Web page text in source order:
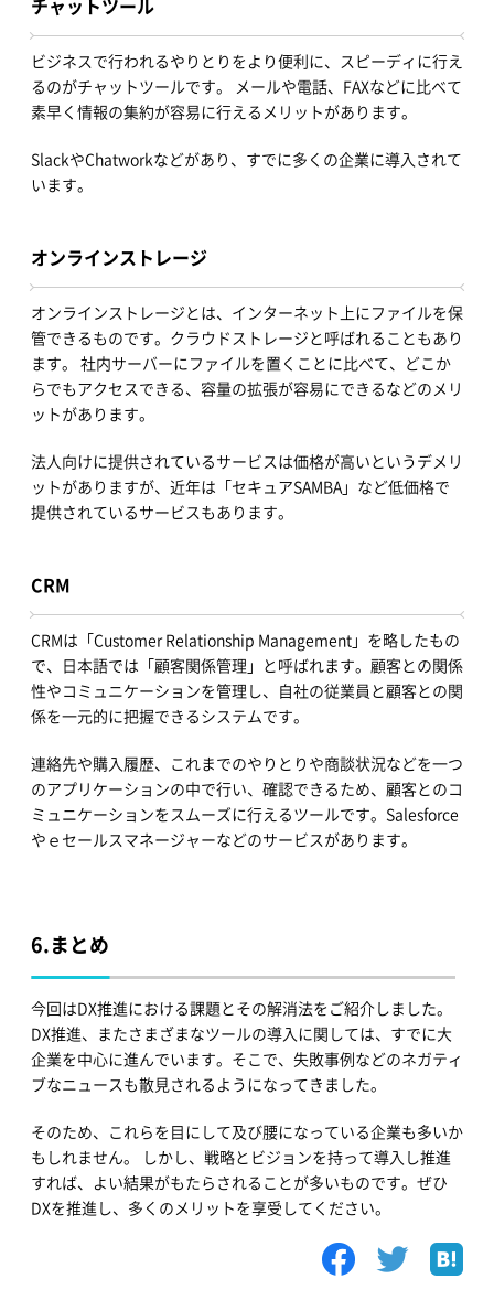
ビジネスで行われるやりとりをより便利に、スピーディに行え
るのがチャットツールです。 メールや電話、FAXなどに比べて
素早く情報の集約が容易に行えるメリットがあります。
SlackやChatworkなどがあり、すでに多くの企業に導入されて
います。
オンラインストレージ
オンラインストレージとは、インターネット上にファイルを保
管できるものです。クラウドストレージと呼ばれることもあり
ます。 社内サーバーにファイルを置くことに比べて、どこか
らでもアクセスできる、容量の拡張が容易にできるなどのメリ
ットがあります。
法人向けに提供されているサービスは価格が高いというデメリ
ットがありますが、近年は「セキュアSAMBA」など低価格で
提供されているサービスもあります。
CRM
CRMは「Customer Relationship Management」を略したもの
で、日本語では「顧客関係管理」と呼ばれます。顧客との関係
性やコミュニケーションを管理し、自社の従業員と顧客との関
係を一元的に把握できるシステムです。
連絡先や購入履歴、これまでのやりとりや商談状況などを一つ
のアプリケーションの中で行い、確認できるため、顧客とのコ
ミュニケーションをスムーズに行えるツールです。Salesforce
やｅセールスマネージャーなどのサービスがあります。
6.まとめ
今回はDX推進における課題とその解消法をご紹介しました。
DX推進、またさまざまなツールの導入に関しては、すでに大
企業を中心に進んでいます。そこで、失敗事例などのネガティ
ブなニュースも散見されるようになってきました。
そのため、これらを目にして及び腰になっている企業も多いか
もしれません。 しかし、戦略とビジョンを持って導入し推進
すれば、よい結果がもたらされることが多いものです。ぜひ
DXを推進し、多くのメリットを享受してください。